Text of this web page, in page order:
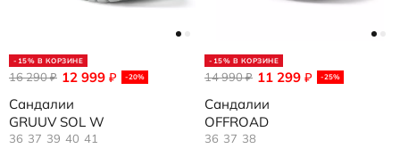
-15% В КОРЗИНЕ
12 999 ₽ -20%
16 290₽
Сандалии
GRUUV SOL W
36 37 39 40 41
-15% В КОРЗИНЕ
11 299 ₽ -25%
14 990₽
Сандалии
OFFROAD
36 37 38